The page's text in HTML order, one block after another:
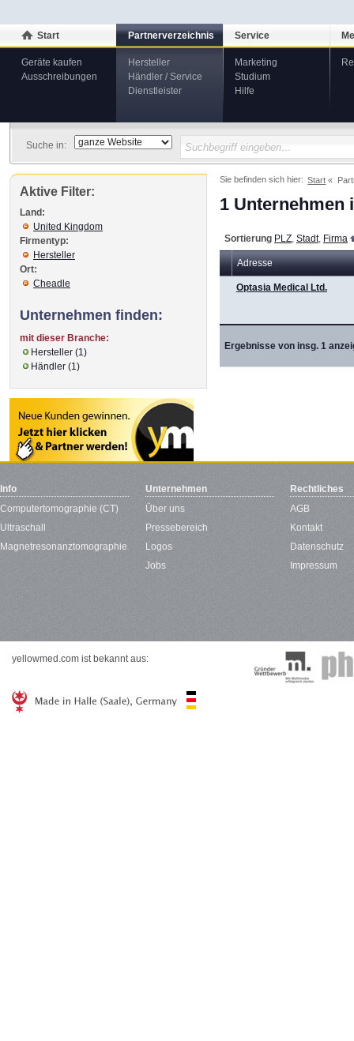
Start
Geräte kaufen
Ausschreibungen
Partnerverzeichnis
Hersteller
Händler / Service
Dienstleister
Service
Marketing
Studium
Hilfe
Suche in:
Sie befinden sich hier: Start
1 Unternehmen
Sortierung PLZ Stadt, Firma
Adresse
Ergebnisse von insg. 1
Optasia Medical Ltd.
Aktive Filter:
Land:
United Kingdom
Firmentyp:
Hersteller
Ort:
Cheadle
Unternehmen finden:
mit dieser Branche:
Hersteller (1)
Händler (1)
Info
Computertomographie (CT)
Ultraschall
Magnetresonanztomographie
Unternehmen
Über uns
Pressebereich
Logos
Jobs
Rechtliches
AGB
Kontakt
Datenschutz
Impressum
yellowmed.com ist bekannt aus: